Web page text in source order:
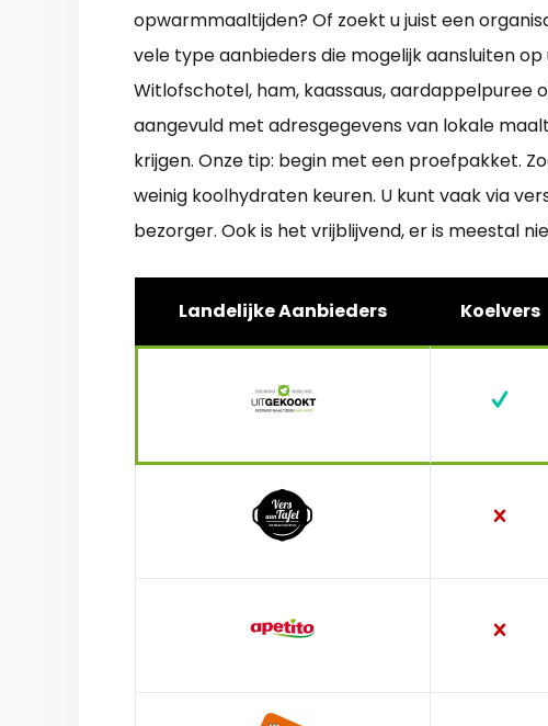
opwarmmaaltijden? Of zoekt u juist een
vele type aanbieders die mogelijk aansluiten
Witlofschotel, ham, kaassaus, aardappelpuree
aangevuld met adresgegevens van lokale
krijgen. Onze tip: begin met een proefpakket.
weinig koolhydraten keuren. U kunt vaak via
bezorger. Ook is het vrijblijvend, er is meestal
Landelijke Aanbieders Koelvers